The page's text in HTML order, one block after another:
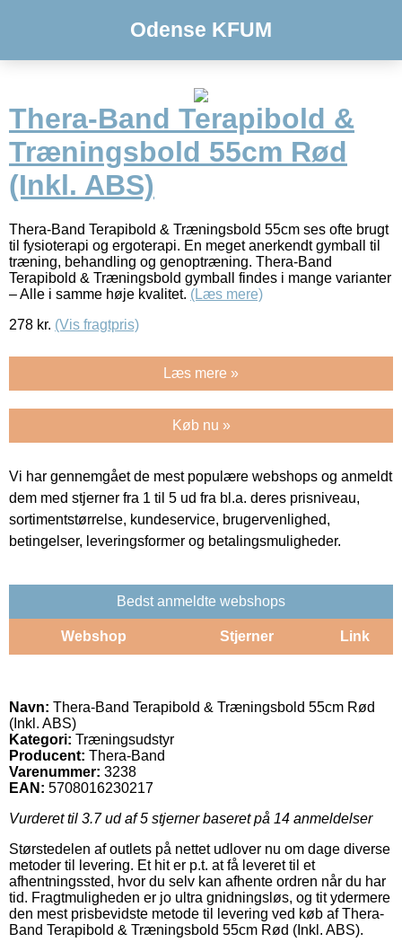
Odense KFUM
Thera-Band Terapibold &
Træningsbold 55cm Rød
(Inkl. ABS)
Thera-Band Terapibold & Træningsbold 55cm ses ofte brugt
til fysioterapi og ergoterapi. En meget anerkendt gymball til
træning, behandling og genoptræning. Thera-Band
Terapibold & Træningsbold gymball findes i mange varianter
– Alle i samme høje kvalitet. (Læs mere)
278 kr. (Vis fragtpris)
Læs mere »
Køb nu »
Vi har gennemgået de mest populære webshops og anmeldt
dem med stjerner fra 1 til 5 ud fra bl.a. deres prisniveau,
sortimentstørrelse, kundeservice, brugervenlighed,
betingelser, leveringsformer og betalingsmuligheder.
Bedst anmeldte webshops
Webshop Stjerner Link
Navn: Thera-Band Terapibold & Træningsbold 55cm Rød
(Inkl. ABS)
Kategori: Træningsudstyr
Producent: Thera-Band
Varenummer: 3238
EAN: 5708016230217
Vurderet til 3.7ud af 5 stjerner baseret på 14 anmeldelser
Størstedelen af outlets på nettet udlover nu om dage diverse
metoder til levering. Et hit er p.t. at få leveret til et
afhentningssted, hvor du selv kan afhente ordren når du har
tid. Fragtmuligheden er jo ultra gnidningsløs, og tit ydermere
den mest prisbevidste metode til levering ved køb af Thera-
Band Terapibold & Træningsbold 55cm Rød (Inkl. ABS).